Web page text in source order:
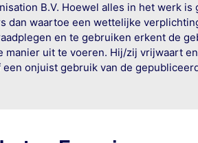
B.V. Hoewel alles in het werk
waartoe een wettelijke
en te gebruiken erkent de
uit te voeren. Hij/zij vrijwaart
onjuist gebruik van de